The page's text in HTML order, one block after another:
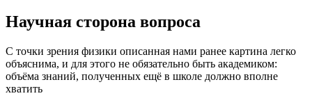
Научная сторона вопроса
С точки зрения физики описанная нами ранее картина легко
объяснима, и для этого не обязательно быть академиком:
объёма знаний, полученных ещё в школе должно вполне
хватить